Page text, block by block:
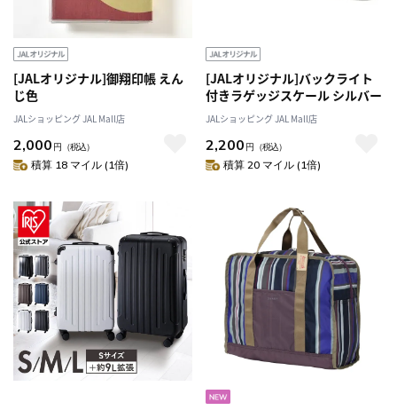
[JALオリジナル]御翔印帳 えん
じ色
JALショッピング JAL Mall店
2,000 円 （税込）
積算 18 マイル (1倍)
[JALオリジナル]バックライト
付きラゲッジスケール シルバー
JALショッピング JAL Mall店
2,200 円 （税込）
積算 20 マイル (1倍)